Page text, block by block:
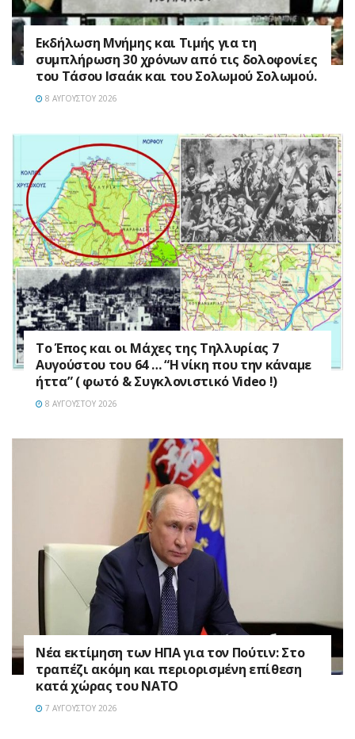
Εκδήλωση Μνήμης και Τιμής για τη
συμπλήρωση 30 χρόνων από τις δολοφονίες
του Τάσου Ισαάκ και του Σολωμού Σολωμού.
8 ΑΥΓΟΎΣΤΟΥ 2026
Το Έπος και οι Μάχες της Τηλλυρίας 7
Αυγούστου του 64 … “Η νίκη που την κάναμε
ήττα” ( φωτό & Συγκλονιστικό Video !)
8 ΑΥΓΟΎΣΤΟΥ 2026
Νέα εκτίμηση των ΗΠΑ για τον Πούτιν: Στο
τραπέζι ακόμη και περιορισμένη επίθεση
κατά χώρας του ΝΑΤΟ
7 ΑΥΓΟΎΣΤΟΥ 2026